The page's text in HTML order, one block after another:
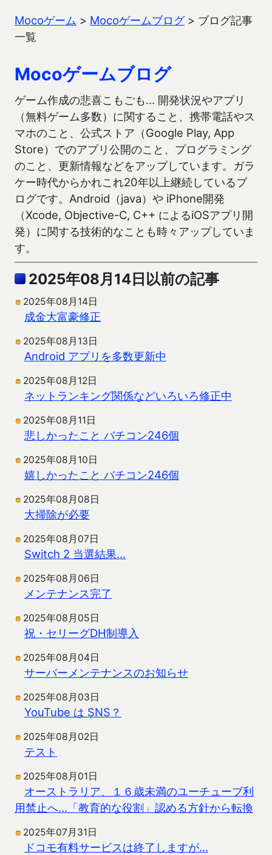
Mocoゲーム > Mocoゲームブログ> ブログ記事
一覧
Mocoゲームブログ
ゲーム作成の悲喜こもごも… 開発状況やアプリ
（無料ゲーム多数）に関すること、携帯電話やス
マホのこと、公式ストア（Google Play, App
Store）でのアプリ公開のこと、プログラミング
のこと、更新情報などをアップしています。ガラ
ケー時代からかれこれ20年以上継続しているブ
ログです。Android（java）や iPhone開発
（Xcode, Objective-C, C++ によるiOSアプリ開
発）に関する技術的なことも時々アップしていま
す。
2025年08月14日以前の記事
2025年08月14日
成金大富豪修正
2025年08月13日
Android アプリを多数更新中
2025年08月12日
ネットランキング関係などいろいろ修正中
2025年08月11日
悲しかったこと バチコン246個
2025年08月10日
嬉しかったこと バチコン246個
2025年08月08日
大掃除が必要
2025年08月07日
Switch 2 当選結果…
2025年08月06日
メンテナンス完了
2025年08月05日
祝・セリーグDH制導入
2025年08月04日
サーバーメンテナンスのお知らせ
2025年08月03日
YouTube は SNS？
2025年08月02日
テスト
2025年08月01日
オーストラリア、１６歳未満のユーチューブ利
用禁止へ…「教育的な役割」認める方針から転換
2025年07月31日
ドコモ有料サービスは終了しますが…